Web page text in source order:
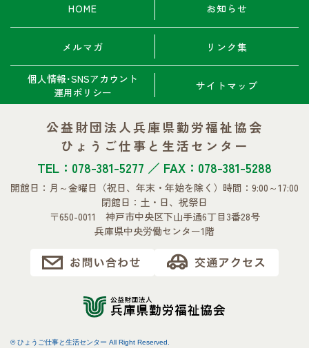
HOME お知らせ
メルマガ リンク集
個人情報･SNSアカウント
運用ポリシー
サイトマップ
公益財団法人兵庫県勤労福祉協会
ひょうご仕事と生活センター
TEL：078-381-5277 ／ FAX：078-381-5288
開館日：月～金曜日 （祝日、年末・年始を除く） 時間：9:00～17:00
閉館日：土・日、祝祭日
〒650-0011 神戸市中央区下山手通6丁目3番28号
兵庫県中央労働センター1階
© ひょうご仕事と生活センター All Right Reserved.